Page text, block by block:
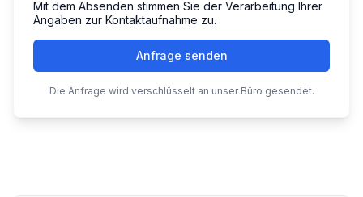
Mit dem Absenden stimmen Sie der Verarbeitung Ihrer
Angaben zur Kontaktaufnahme zu.
Anfrage senden
Die Anfrage wird verschlüsselt an unser Büro gesendet.